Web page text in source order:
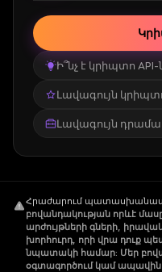
Ի՞նչ է կրիպտո API-
Լավագույն
Լավագույն
Հրաժարում
բովանդակության որևէ
արժույթների գների,
խորհուրդ, որի վրա դուք
նպատակի համար: Մեր
օգտագործում կամ